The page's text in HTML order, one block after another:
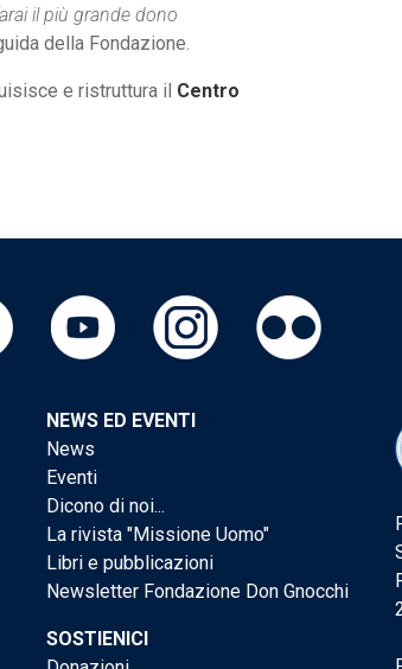
il più grande dono
della Fondazione.
e ristruttura il Centro
NEWS ED EVENTI
News
Eventi
Dicono di noi...
La rivista "Missione Uomo"
Libri e pubblicazioni
Newsletter Fondazione Don Gnocchi
SOSTIENICI